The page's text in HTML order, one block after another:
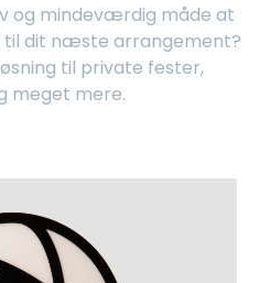
og mindeværdig måde at
dit næste arrangement?
til private fester,
meget mere.